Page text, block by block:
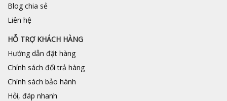
Blog chia sẻ
Liên hệ
HỖ TRỢ KHÁCH HÀNG
Hướng dẫn đặt hàng
Chính sách đổi trả hàng
Chính sách bảo hành
Hỏi, đáp nhanh